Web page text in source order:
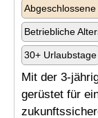
Abgeschlossene
Betriebliche
30+ Urlaubstage
Mit der 3-
gerüstet für